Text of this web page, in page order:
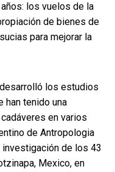
los vuelos de la
de bienes de
para mejorar la
los estudios
han tenido una
en varios
de Antropologia
de los 43
Mexico, en